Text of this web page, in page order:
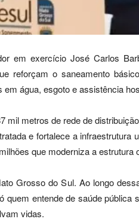
em exercício José Carlos
reforçam o saneamento
água, esgoto e assistência
metros de rede de
e fortalece a infraestrutura
que moderniza a
Grosso do Sul. Ao longo
entende de saúde
vidas.